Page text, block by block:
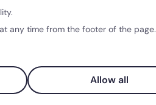
any time from the footer of the page.
Allow all